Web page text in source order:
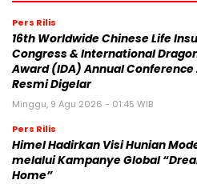
Pers Rilis
16th Worldwide Chinese Life
Congress & International
Award (IDA) Annual Conference
Resmi Digelar
Minggu, 9 Agu 2026 - 01:45 WIB
Pers Rilis
Himel Hadirkan Visi Hunian
melalui Kampanye Global
Home”